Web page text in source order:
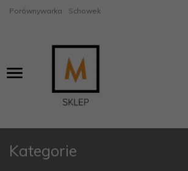
Porównywarka Schowek
Kategorie